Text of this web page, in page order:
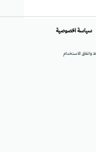
الاستخدام
سياسة الخصوصية